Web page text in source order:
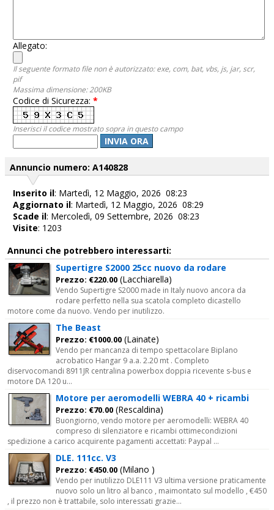
Allegato:
Il seguente formato file non è autorizzato: exe, com, bat, vbs, js, jar, scr,
pif
Massima dimensione: 200KB
Codice di Sicurezza: *
Inserisci il codice mostrato sopra in questo campo
INVIA ORA
Annuncio numero: A140828
Inserito il: Martedì, 12 Maggio, 2026 08:23
Aggiornato il: Martedì, 12 Maggio, 2026 08:29
Scade il: Mercoledì, 09 Settembre, 2026 08:23
Visite: 1203
Annunci che potrebbero interessarti:
Supertigre S2000 25cc nuovo da rodare
Prezzo: €220.00 (Lacchiarella)
Vendo Supertigre S2000 made in Italy nuovo ancora da
rodare perfetto nella sua scatola completo dicastello
motore come da nuovo. Vendo per inutilizzo.
The Beast
Prezzo: €1000.00 (Lainate)
Vendo per mancanza di tempo spettacolare Biplano
acrobatico Hangar 9 a.a. 2.20 mt . Completo
diservocomandi 8911JR centralina powerbox doppia ricevente s-bus e
motore DA 120 u...
Motore per aeromodelli WEBRA 40 + ricambi
Prezzo: €70.00 (Rescaldina)
Buongiorno, vendo motore per aeromodelli: WEBRA 40
compreso di silenziatore e ricambi ottimecondizioni
spedizione a carico acquirente pagamenti accettati: Paypal ...
DLE. 111cc. V3
Prezzo: €450.00 (Milano )
Vendo per inutilizzo DLE111 V3 ultima versione praticamente
nuovo solo un litro al banco , maimontato sul modello , €450
, il prezzo non è trattabile, solo interessati grazie...